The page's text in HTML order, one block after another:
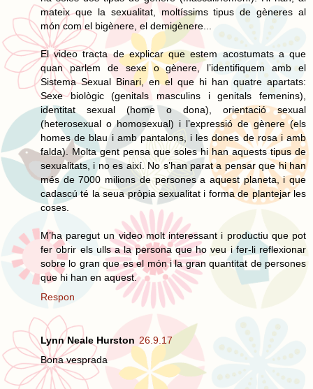
mateix que la sexualitat, moltíssims tipus de gèneres al
món com el bigènere, el demigènere...
El video tracta de explicar que estem acostumats a que
quan parlem de sexe o gènere, l’identifiquem amb el
Sistema Sexual Binari, en el que hi han quatre apartats:
Sexe biològic (genitals masculins i genitals femenins),
identitat sexual (home o dona), orientació sexual
(heterosexual o homosexual) i l’expressió de gènere (els
homes de blau i amb pantalons, i les dones de rosa i amb
falda). Molta gent pensa que soles hi han aquests tipus de
sexualitats, i no es així. No s’han parat a pensar que hi han
més de 7000 milions de persones a aquest planeta, i que
cadascú té la seua pròpia sexualitat i forma de plantejar les
coses.
M’ha paregut un video molt interessant i productiu que pot
fer obrir els ulls a la persona que ho veu i fer-li reflexionar
sobre lo gran que es el món i la gran quantitat de persones
que hi han en aquest.
Respon
Lynn Neale Hurston 26.9.17
Bona vesprada